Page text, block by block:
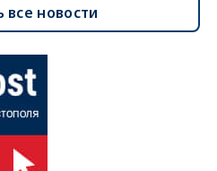
все новости